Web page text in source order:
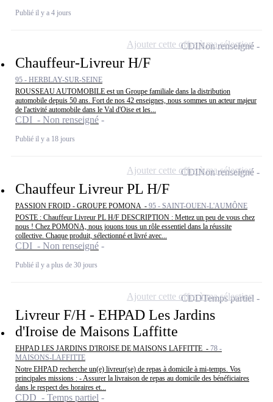
Publié il y a 4 jours
Chauffeur-Livreur H/F
95 - HERBLAY-SUR-SEINE
ROUSSEAU AUTOMOBILE est un Groupe familiale dans la distribution
automobile depuis 50 ans. Fort de nos 42 enseignes, nous sommes un acteur majeur
de l'activité automobile dans le Val d'Oise et les...
CDI - Non renseigné
Publié il y a 18 jours
CDINon renseigné
Ajouter cette offre à ma sélection
Chauffeur Livreur PL H/F
PASSION FROID - GROUPE POMONA - 95 - SAINT-OUEN-L'AUMÔNE
POSTE : Chauffeur Livreur PL H/F DESCRIPTION : Mettez un peu de vous chez
nous ! Chez POMONA, nous jouons tous un rôle essentiel dans la réussite
collective. Chaque produit, sélectionné et livré avec...
CDI - Non renseigné
Publié il y a plus de 30 jours
CDINon renseigné
Ajouter cette offre à ma sélection
Livreur F/H - EHPAD Les Jardins
d'Iroise de Maisons Laffitte
EHPAD LES JARDINS D'IROISE DE MAISONS LAFFITTE - 78 -
MAISONS-LAFFITTE
Notre EHPAD recherche un(e) livreur(se) de repas à domicile à mi-temps. Vos
principales missions : - Assurer la livraison de repas au domicile des bénéficiaires
dans le respect des horaires et...
CDD - Temps partiel
CDDTemps partiel
Ajouter cette offre à ma sélection